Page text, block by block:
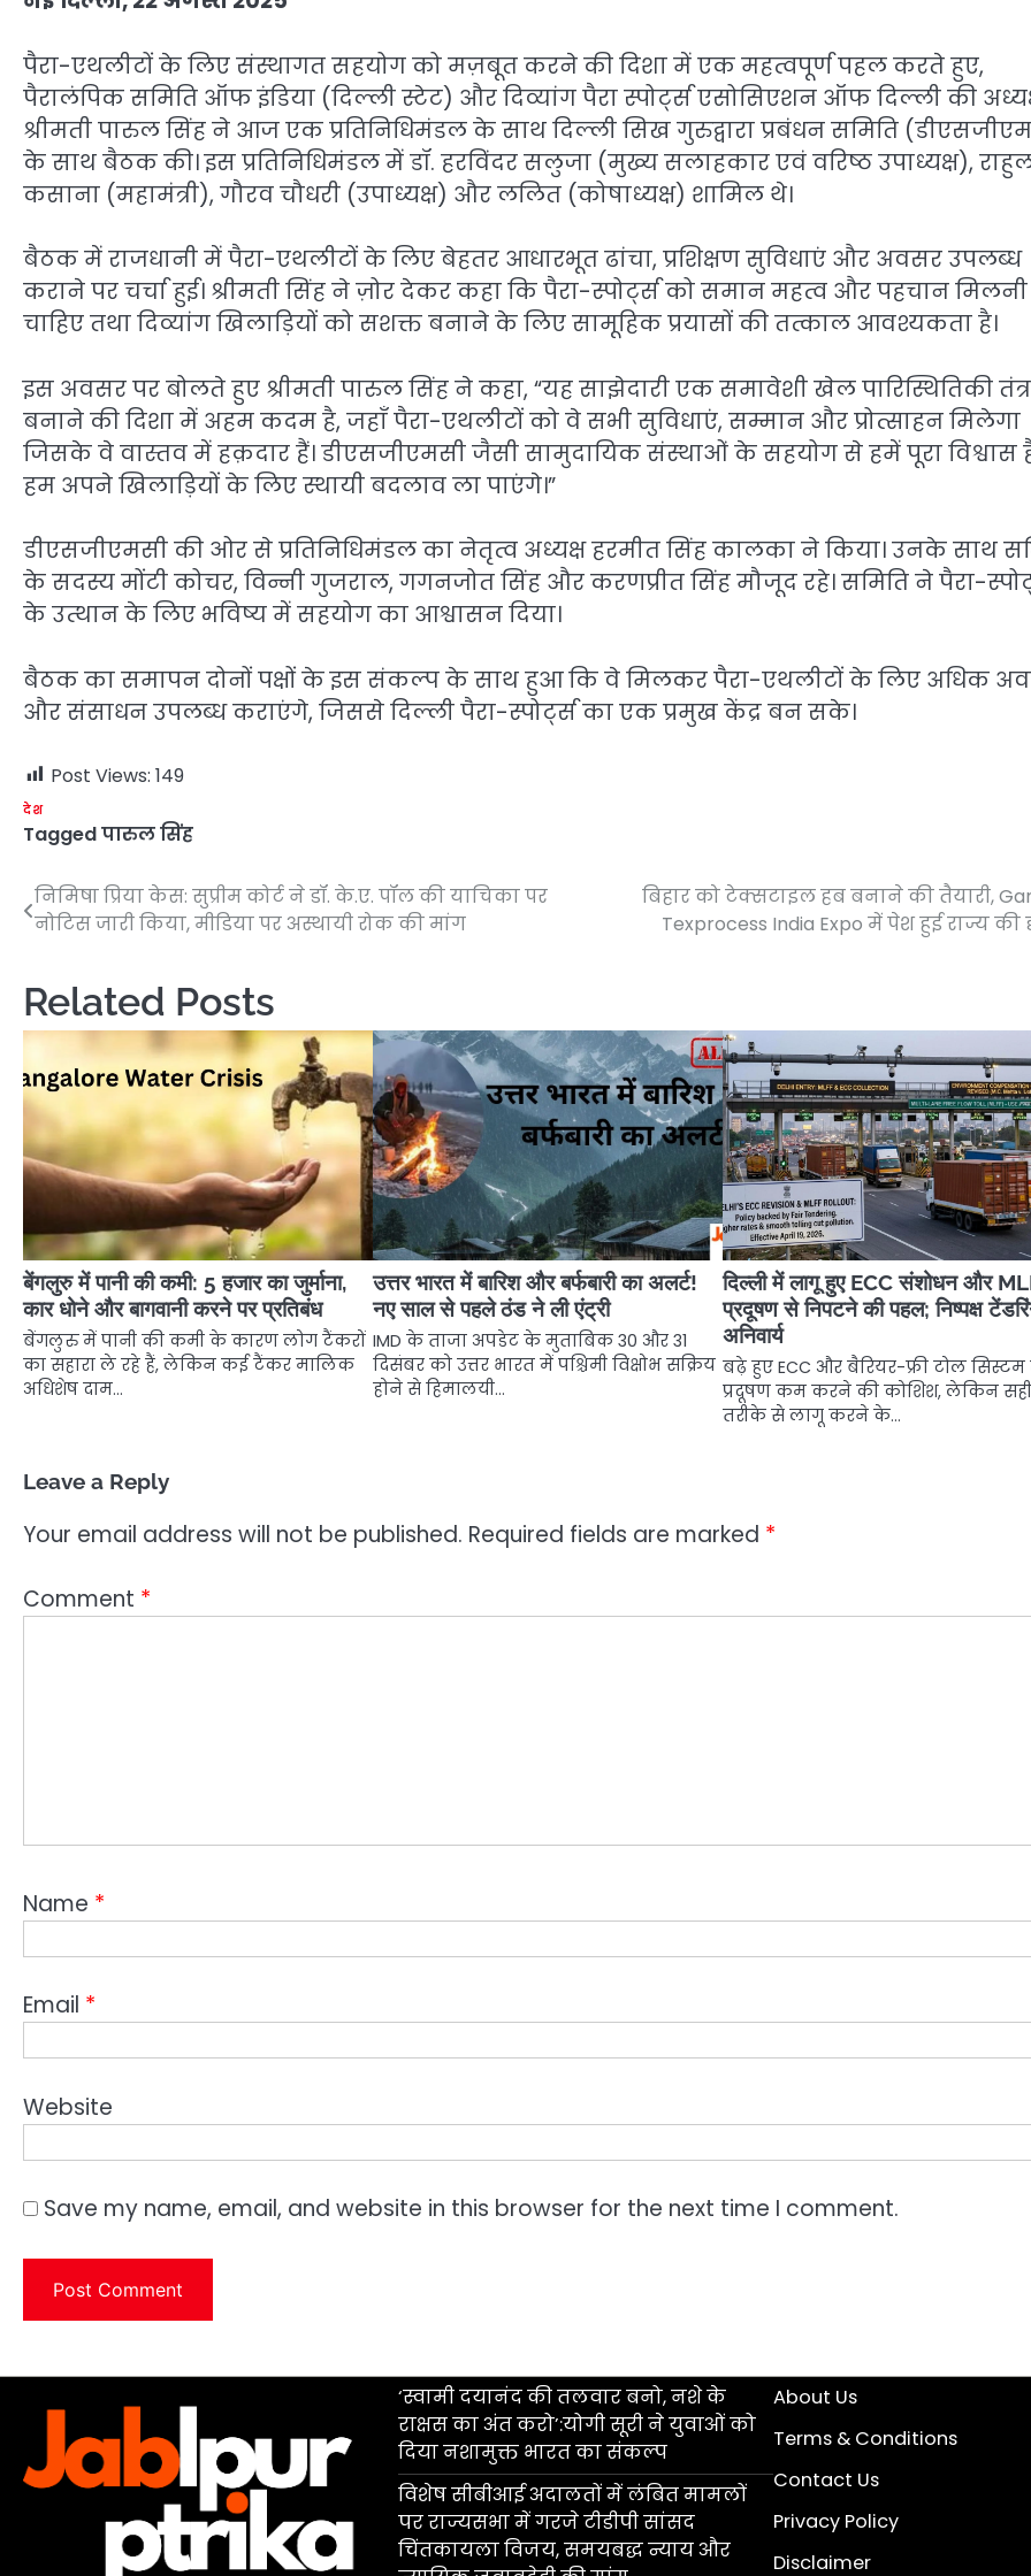
पैरा-एथलीटों के लिए संस्थागत सहयोग को मज़बूत करने की दिशा में एक महत्वपूर्ण पहल करते हुए,
पैरालंपिक समिति ऑफ इंडिया (दिल्ली स्टेट) और दिव्यांग पैरा स्पोर्ट्स एसोसिएशन ऑफ दिल्ली की
श्रीमती पारुल सिंह ने आज एक प्रतिनिधिमंडल के साथ दिल्ली सिख गुरुद्वारा प्रबंधन समिति
के साथ बैठक की। इस प्रतिनिधिमंडल में डॉ. हरविंदर सलुजा (मुख्य सलाहकार एवं वरिष्ठ उपाध्यक्ष),
कसाना (महामंत्री), गौरव चौधरी (उपाध्यक्ष) और ललित (कोषाध्यक्ष) शामिल थे।
बैठक में राजधानी में पैरा-एथलीटों के लिए बेहतर आधारभूत ढांचा, प्रशिक्षण सुविधाएं और अवसर उपलब्ध
कराने पर चर्चा हुई। श्रीमती सिंह ने ज़ोर देकर कहा कि पैरा-स्पोर्ट्स को समान महत्व और पहचान मिलनी
चाहिए तथा दिव्यांग खिलाड़ियों को सशक्त बनाने के लिए सामूहिक प्रयासों की तत्काल आवश्यकता है।
इस अवसर पर बोलते हुए श्रीमती पारुल सिंह ने कहा, “यह साझेदारी एक समावेशी खेल पारिस्थितिकी तंत्र
बनाने की दिशा में अहम कदम है, जहाँ पैरा-एथलीटों को वे सभी सुविधाएं, सम्मान और प्रोत्साहन मिलेगा
जिसके वे वास्तव में हक़दार हैं। डीएसजीएमसी जैसी सामुदायिक संस्थाओं के सहयोग से हमें पूरा विश्वास
हम अपने खिलाड़ियों के लिए स्थायी बदलाव ला पाएंगे।”
डीएसजीएमसी की ओर से प्रतिनिधिमंडल का नेतृत्व अध्यक्ष हरमीत सिंह कालका ने किया। उनके साथ
के सदस्य मोंटी कोचर, विन्नी गुजराल, गगनजोत सिंह और करणप्रीत सिंह मौजूद रहे। समिति ने पैरा-
के उत्थान के लिए भविष्य में सहयोग का आश्वासन दिया।
बैठक का समापन दोनों पक्षों के इस संकल्प के साथ हुआ कि वे मिलकर पैरा-एथलीटों के लिए अधिक
और संसाधन उपलब्ध कराएंगे, जिससे दिल्ली पैरा-स्पोर्ट्स का एक प्रमुख केंद्र बन सके।
Post Views: 149
देश
Taggedपारुल सिंह
Post
निमिषा प्रिया केस: सुप्रीम कोर्ट ने डॉ. के.ए. पॉल की याचिका पर
नोटिस जारी किया, मीडिया पर अस्थायी रोक की मांग
बिहार को टेक्सटाइल हब बनाने की तैयारी,
Texprocess India Expo में पेश हुई राज्य की
Related Posts
बेंगलुरु में पानी की कमी: 5 हजार का जुर्माना,
कार धोने और बागवानी करने पर प्रतिबंध
बेंगलुरु में पानी की कमी के कारण लोग टैंकरों
का सहारा ले रहे हैं, लेकिन कई टैंकर मालिक
अधिशेष दाम…
उत्तर भारत में बारिश और बर्फबारी का अलर्ट!
नए साल से पहले ठंड ने ली एंट्री
IMD के ताजा अपडेट के मुताबिक 30 और 31
दिसंबर को उत्तर भारत में पश्चिमी विक्षोभ सक्रिय
होने से हिमालयी…
दिल्ली में लागू हुए ECC संशोधन और
प्रदूषण से निपटने की पहल; निष्पक्ष
अनिवार्य
बढ़े हुए ECC और बैरियर-फ्री टोल
प्रदूषण कम करने की कोशिश, लेकिन सही
तरीके से लागू करने के…
Leave a Reply
Your email address will not be published. Required fields are marked *
Comment *
Name *
Email *
Website
Save my name, email, and website in this browser for the next time I comment.
‘स्वामी दयानंद की तलवार बनो, नशे के
राक्षस का अंत करो’:योगी सूरी ने युवाओं को
दिया नशामुक्त भारत का संकल्प
विशेष सीबीआई अदालतों में लंबित मामलों
पर राज्यसभा में गरजे टीडीपी सांसद
चिंतकायला विजय, समयबद्ध न्याय और
About Us
Terms & Conditions
Contact Us
Privacy Policy
Disclaimer